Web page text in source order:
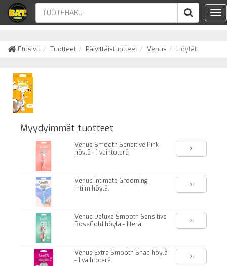
Etusivu Tuotteet Päivittäistuotteet Venus Höylät
Myydyimmät tuotteet
Venus Smooth Sensitive Pink
höylä - 1 vaihtoterä
Venus Intimate Grooming
intiimihöylä.
Venus Deluxe Smooth Sensitive
RoseGold höylä - 1 terä.
Venus Extra Smooth Snap höylä
- 1 vaihtoterä